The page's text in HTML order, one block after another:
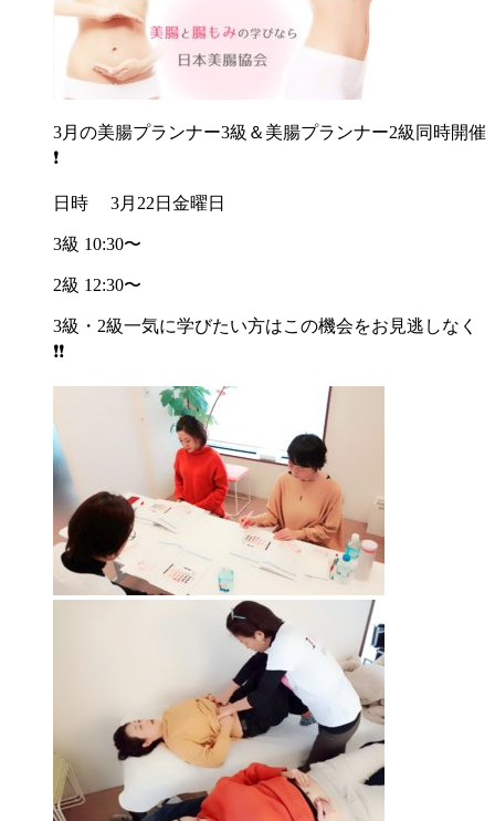
3月の美腸プランナー3級＆美腸プランナー2級同時開催
❗️
日時 3月22日金曜日
3級 10:30〜
2級 12:30〜
3級・2級一気に学びたい方はこの機会をお見逃しなく
❗️❗️